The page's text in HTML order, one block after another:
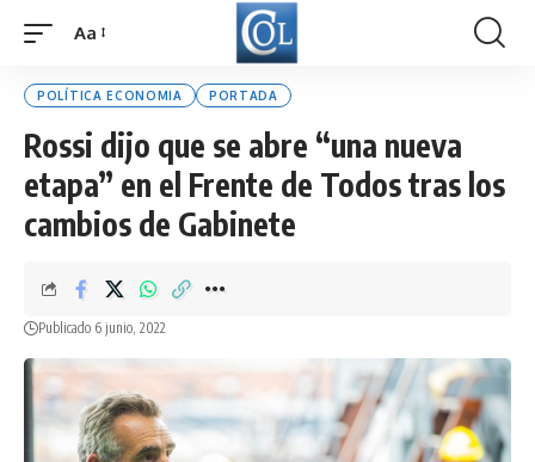
Font
Aa
POLÍTICA ECONOMIA PORTADA
Rossi dijo que se abre “una nueva
etapa” en el Frente de Todos tras los
cambios de Gabinete
Publicado 6 junio, 2022